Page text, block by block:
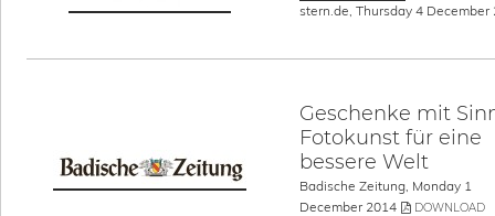
stern.de, Thursday 4 December
Geschenke mit
Fotokunst für eine
bessere Welt
Badische Zeitung, Monday 1
December 2014
DOWNLOAD